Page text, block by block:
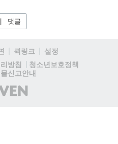
댓글
퀵링크
설정
방침
청소년보호정책
신고안내
(주)
인